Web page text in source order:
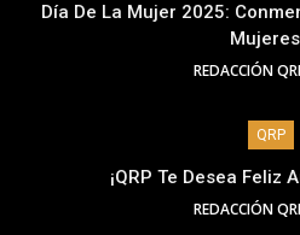
Día De La Mujer 2025:
REDACCIÓN
QRP
¡QRP Te Desea Feliz
REDACCIÓN